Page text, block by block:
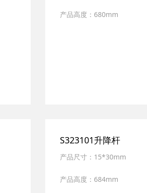
产品高度：680mm
S323101升降杆
产品尺寸：15*30mm
产品高度：684mm